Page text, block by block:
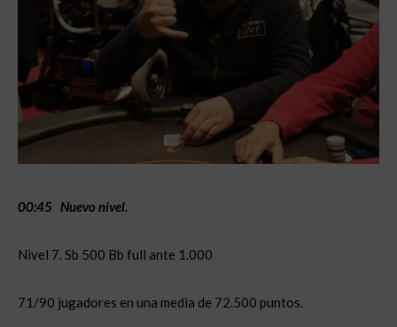
00:45 Nuevo nivel.
Nivel 7. Sb 500 Bb full ante 1.000
71/90 jugadores en una media de 72.500 puntos.